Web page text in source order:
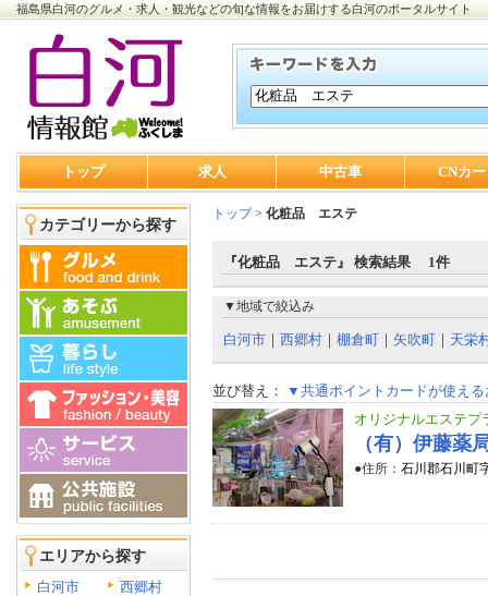
福島県白河のグルメ・求人・観光などの旬な情報をお届けする白河のポータルサイト
トップ 求人 中古車 CNカ
カテゴリーから探す
エリアから探す
白河市
西郷村
トップ> 化粧品 エステ
『化粧品 エステ』 検索結果 1件
▼地域で絞込み
白河市 ｜ 西郷村 ｜ 棚倉町 ｜ 矢吹町 ｜ 天栄
並び替え：
▼共通ポイントカードが使える
オリジナルエステプ
（有）伊藤
●住所： 石川郡石川町